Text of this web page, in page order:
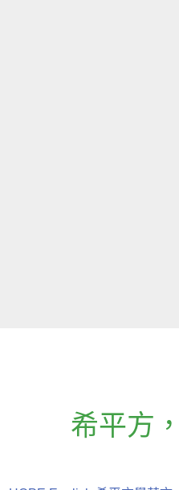
希平方 ，